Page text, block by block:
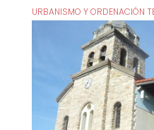
URBANISMO Y ORDENACIÓN